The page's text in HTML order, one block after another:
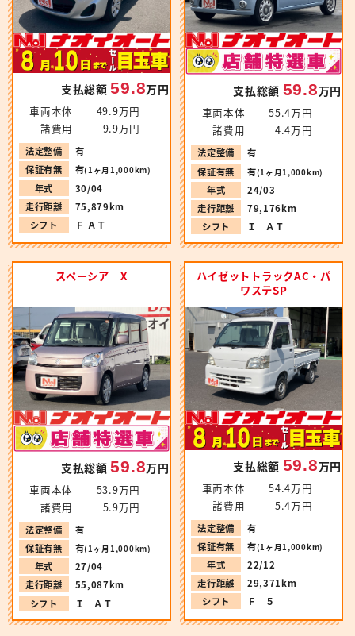
支払総額59.8万円
車両本体
49.9万円
諸費用
9.9万円
法定整備
有
保証有無
有(1ヶ月1,000km)
年式
30/04
走行距離
75,879km
シフト
Ｆ ＡＴ
支払総額 59.8万円
車両本体
55.4万円
諸費用
4.4万円
法定整備
有
保証有無
有(1ヶ月1,000km)
年式
24/03
走行距離
79,176km
シフト
Ｉ ＡＴ
スペーシア X
支払総額59.8万円
車両本体
53.9万円
諸費用
5.9万円
法定整備
有
保証有無
有(1ヶ月1,000km)
年式
27/04
走行距離
55,087km
シフト
Ｉ ＡＴ
ハイゼットトラックAC・パ
ワステSP
支払総額 59.8万円
車両本体
54.4万円
諸費用
5.4万円
法定整備
有
保証有無
有(1ヶ月1,000km)
年式
22/12
走行距離
29,371km
シフト
Ｆ ５